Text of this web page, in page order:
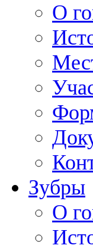
О
Зубры
О